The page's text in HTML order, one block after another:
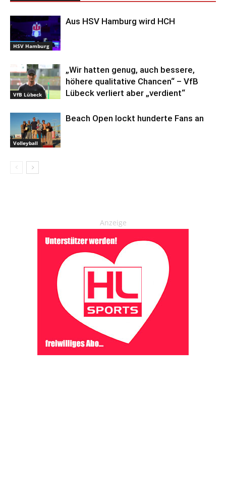
HSV Hamburg
Aus HSV Hamburg wird HCH
VfB Lübeck
„Wir hatten genug, auch bessere,
höhere qualitative Chancen“ – VfB
Lübeck verliert aber „verdient“
Volleyball
Beach Open lockt hunderte Fans an
Anzeige